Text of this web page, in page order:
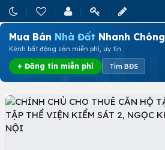
Mua Bán Nhà Đất Nhanh Chóng
Kênh bất động sản miễn phí, uy tín
+ Đăng tin miễn phí Tìm BĐS